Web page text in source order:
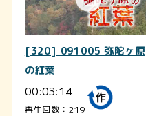
[320] 091005 弥陀ヶ原
の紅葉
00:03:14
再生回数：219